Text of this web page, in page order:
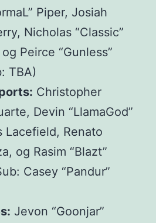
Piper, Josiah
Nicholas “Classic”
Peirce “Gunless”
TBA)
Christopher
Devin “LlamaGod”
Lacefield, Renato
og Rasim “Blazt”
Casey “Pandur”
Jevon “Goonjar”